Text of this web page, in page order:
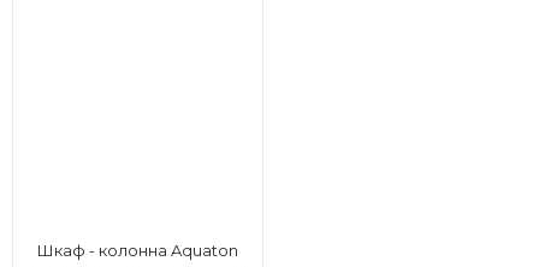
Шкаф - колонна Aquaton